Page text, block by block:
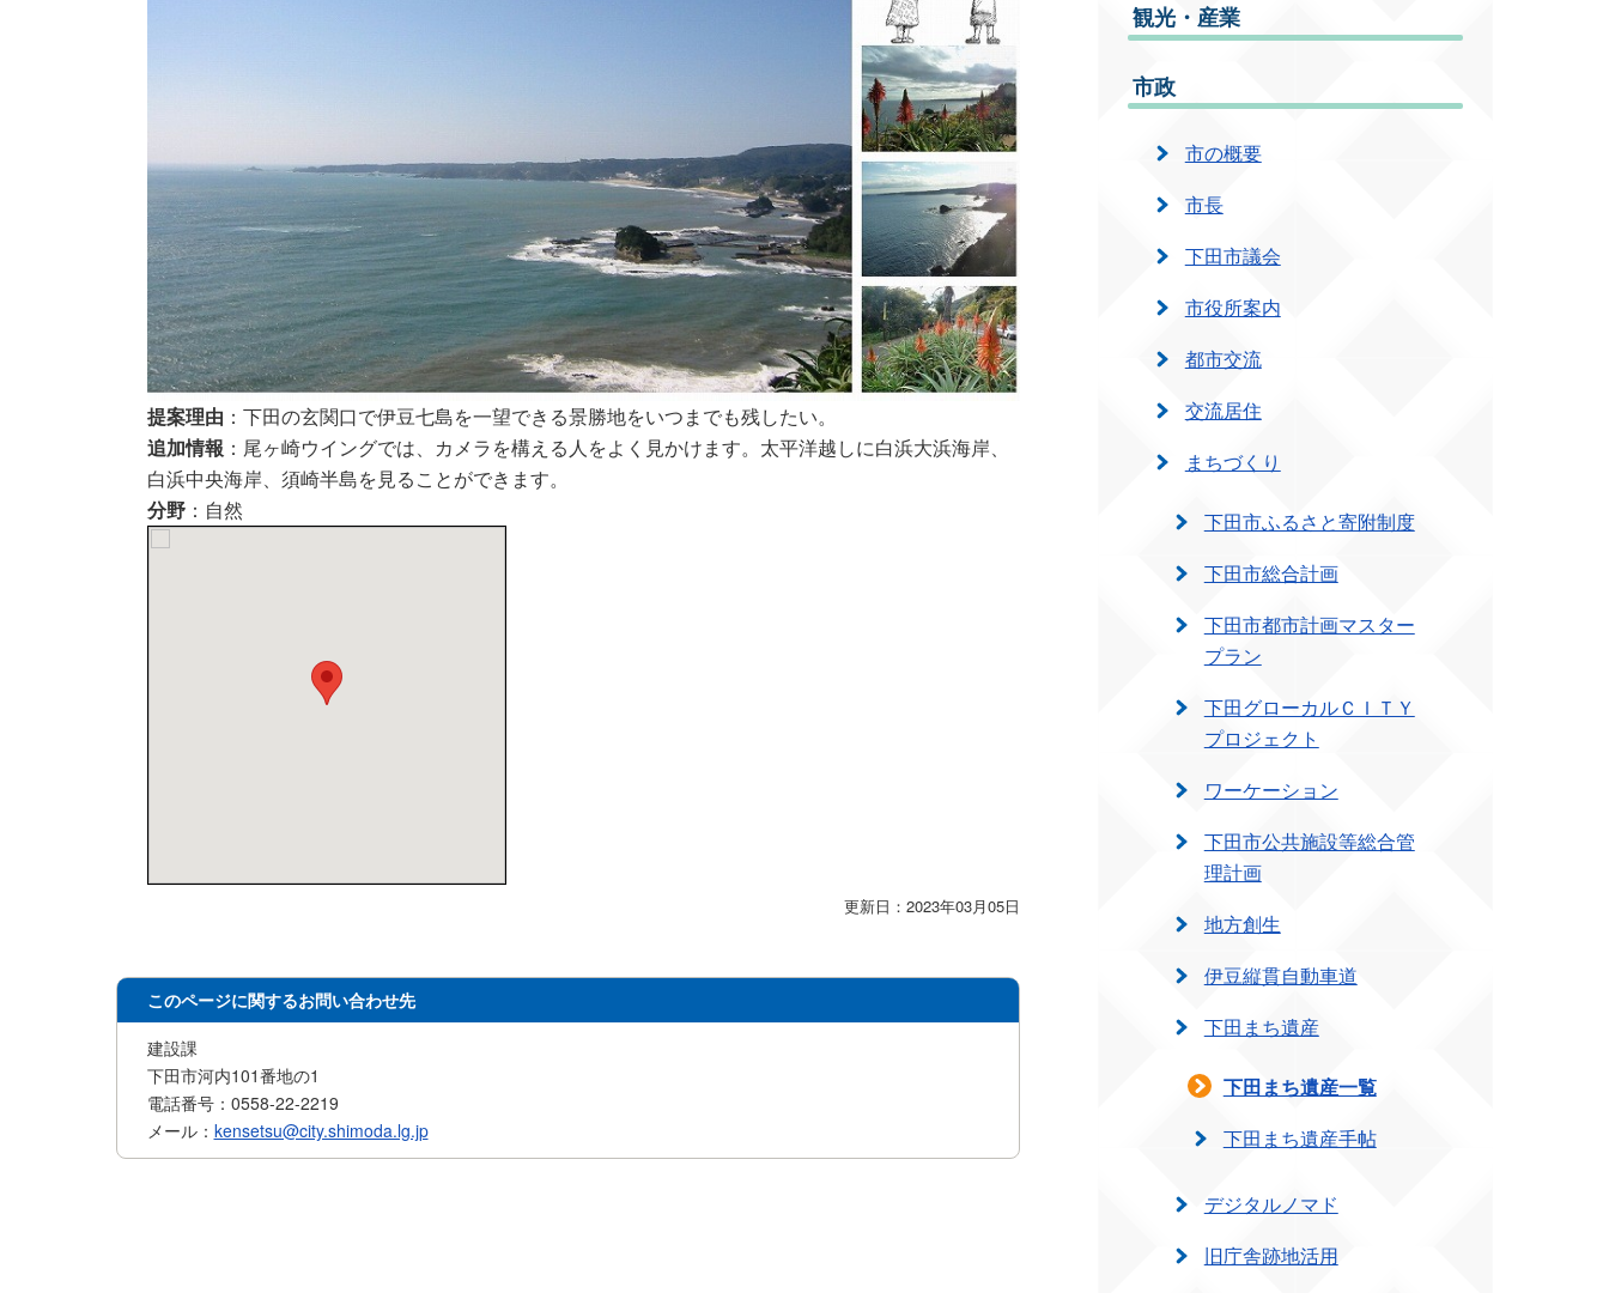
提案理由 ：下田の玄関口で伊豆七島を一望できる景勝地をいつまでも残したい。
追加情報 ：尾ヶ崎ウイングでは、カメラを構える人をよく見かけます。太平洋越しに白浜大浜海岸、
白浜中央海岸、須崎半島を見ることができます。
分野 ：自然
更新日：2023年03月05日
このページに関するお問い合わせ先
建設課
下田市河内101番地の1
電話番号：0558-22-2219
メール： kensetsu@city.shimoda.lg.jp
観光・産業
市政
市の概要
市長
下田市議会
市役所案内
都市交流
交流居住
まちづくり
下田市ふるさと寄附制度
下田市総合計画
下田市都市計画マスター
プラン
下田グローカルＣＩＴＹ
プロジェクト
ワーケーション
下田市公共施設等総合管
理計画
地方創生
伊豆縦貫自動車道
下田まち遺産
下田まち遺産一覧
下田まち遺産手帖
デジタルノマド
旧庁舎跡地活用